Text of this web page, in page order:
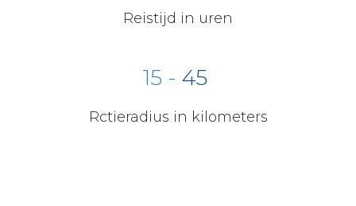
Reistijd in uren
15 - 45
Rctieradius in kilometers